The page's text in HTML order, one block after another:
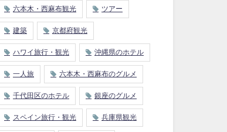
六本木・西麻布観光 ツアー
建築 京都府観光
ハワイ旅行・観光 沖縄県のホテル
一人旅 六本木・西麻布のグルメ
千代田区のホテル 銀座のグルメ
スペイン旅行・観光 兵庫県観光